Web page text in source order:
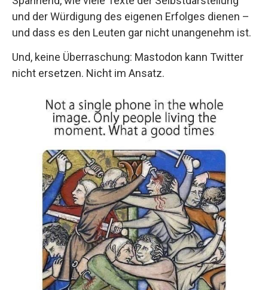
und der Würdigung des eigenen Erfolges dienen –
und dass es den Leuten gar nicht unangenehm ist.
Und, keine Überraschung: Mastodon kann Twitter
nicht ersetzen. Nicht im Ansatz.